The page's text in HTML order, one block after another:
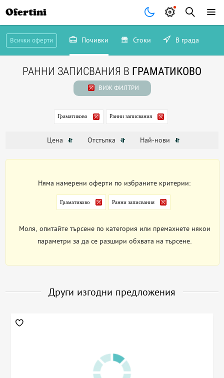
Ofertini
Всички оферти Почивки Стоки В града
РАННИ ЗАПИСВАНИЯ В ГРАМАТИКОВО
ВИЖ ФИЛТРИ
Граматиково Ранни записвания
Цена Отстъпка Най-нови
Няма намерени оферти по избраните критерии:
Граматиково Ранни записвания
Моля, опитайте търсене по категория или премахнете някои
параметри за да се разшири обхвата на търсене.
Други изгодни предложения